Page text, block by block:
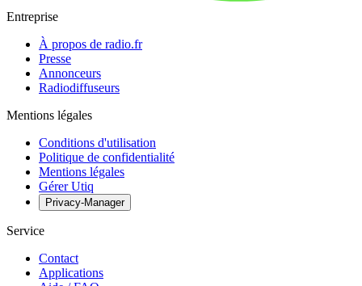
Entreprise
À propos de radio.fr
Presse
Annonceurs
Radiodiffuseurs
Mentions légales
Conditions d'utilisation
Politique de confidentialité
Mentions légales
Gérer Utiq
Privacy-Manager
Service
Contact
Applications